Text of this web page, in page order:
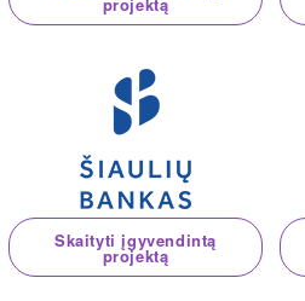
projektą
Skaityti įgyvendintą
projektą